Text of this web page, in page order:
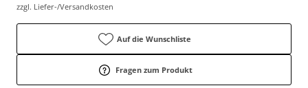
zzgl. Liefer-/Versandkosten
Auf die Wunschliste
Fragen zum Produkt